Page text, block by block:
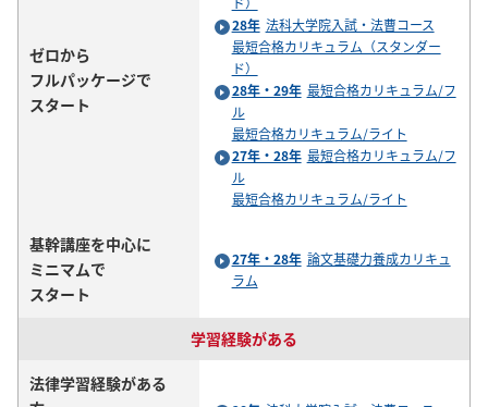
ゼロから
フルパッケージで
スタート
28年 法科大学院入試・法曹コース
最短合格カリキュラム（スタンダー
ド）
28年・29年 最短合格カリキュラム/フ
ル
最短合格カリキュラム/ライト
27年・28年 最短合格カリキュラム/フ
ル
最短合格カリキュラム/ライト
基幹講座を中心に
ミニマムで
スタート
27年・28年 論文基礎力養成カリキュ
ラム
学習経験がある
法律学習経験がある